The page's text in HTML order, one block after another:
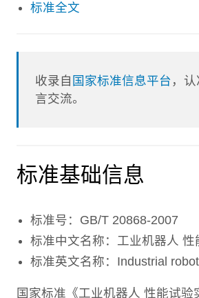
标准全文
收录自 国家标准信息平台 ，
言交流。
标准基础信息
标准号：GB/T 20868-2007
标准中文名称：工业机器人 性
标准英文名称：Industrial
国家标准《工业机器人 性能试